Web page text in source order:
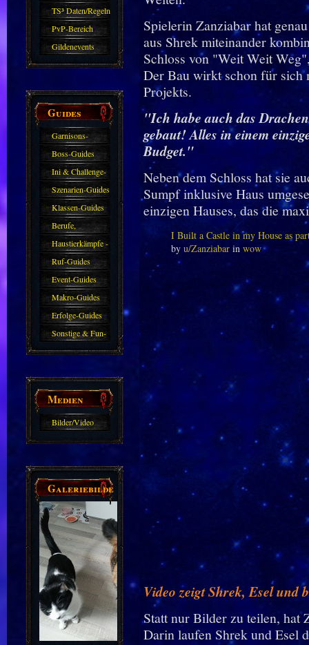
Sparkasse/Goldleihen
TS³ Daten/Regeln
PvP-Bereich
Gildenevents
Guides
Garnisons-
Guides
Boss-Guides
Ini & Challenge-
Guides
Szenarien-Guides
Klassen-Guides
Berufe,
Farmkarten und
Haustiere
Haustierkämpfe -
Guide
Ruf-Guides
Event-Guides
Makro-Guides
Erfolge-Guides
Sonstige & Fun-
Guides
Medien
Bilder/Video
Galeriebilder
Spielerin Zanziabar hat
aus Shrek miteinander
Schloss von "Weit Weit
Der Bau wirkt schon für sich
Projekts.
"Ich habe auch das
gebaut! Alles in einem
Budget."
Neben dem Schloss hat sie
Sumpf inklusive Haus
einzigen Hauses, das die
I Built a Castle in my House as
by u/Zanziabarin wow
Video zeigt Shrek, Esel und
Statt nur Bilder zu teilen, hat
Darin laufen Shrek und Esel